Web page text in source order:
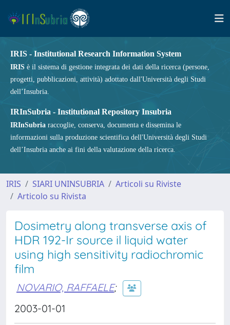
IRIS - Institutional Research Information System
IRIS è il sistema di gestione integrata dei dati della ricerca (persone,
progetti, pubblicazioni, attività) adottato dall'Università degli Studi
dell’Insubria.
IRInSubria - Institutional Repository Insubria
IRInSubria raccoglie, conserva, documenta e dissemina le
informazioni sulla produzione scientifica dell'Università degli Studi
dell’Insubria anche ai fini della valutazione della ricerca.
IRIS SIARI UNINSUBRIA
Articoli su Riviste
Articolo su Rivista
Dosimetry along transverse axis of
HDR 192-Ir source il liquid water
using high sensitivity radiochromic
film
NOVARIO, RAFFAELE;
2003-01-01